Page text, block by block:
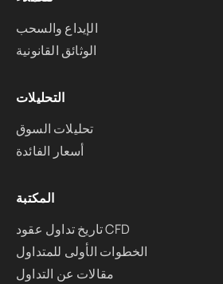
الإيداع والسحب
الوثائق القانونية
التحليلات
تحليلات السوق
أسعار الفائدة
المكتبة
تاريخ تداول عقود CFD
الخطوات الأولى للمتداول
مقالات عن التداول